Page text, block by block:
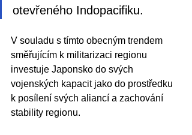
otevřeného Indopacifiku.
V souladu s tímto obecným trendem
směřujícím k militarizaci regionu
investuje Japonsko do svých
vojenských kapacit jako do prostředku
k posílení svých aliancí a zachování
stability regionu.